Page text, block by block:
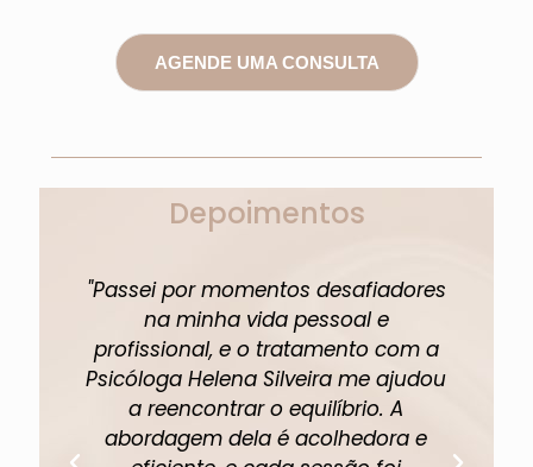
AGENDE UMA CONSULTA
Depoimentos
"Passei por momentos desafiadores
na minha vida pessoal e
profissional, e o tratamento com a
Psicóloga Helena Silveira me ajudou
a reencontrar o equilíbrio. A
abordagem dela é acolhedora e